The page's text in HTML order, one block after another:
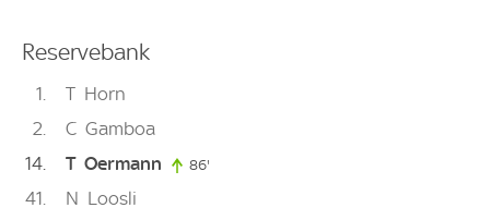
Reservebank
1 T Horn
2
C Gamboa
14
T Oermann 86'
41 N Loosli